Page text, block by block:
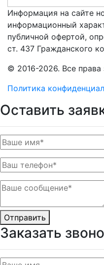
Информация на сайте
информационный
публичной офертой,
ст. 437 Гражданского
© 2016-2026. Все
Политика
Оставить
Отправить
Заказать